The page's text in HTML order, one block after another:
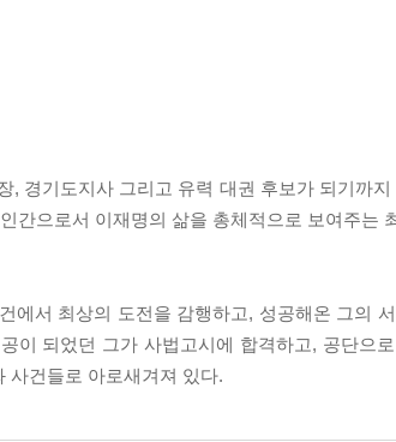
, 경기도지사 그리고 유력 대권 후보가 되기까
간으로서 이재명의 삶을 총체적으로 보여주는
서 최상의 도전을 감행하고, 성공해온 그의
이 되었던 그가 사법고시에 합격하고, 공단으
사건들로 아로새겨져 있다.